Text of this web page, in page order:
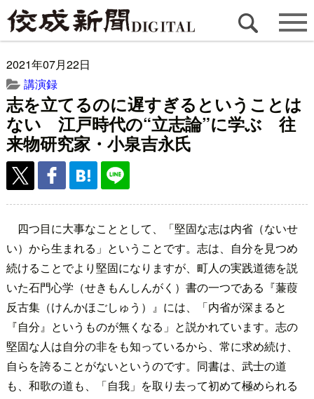
2021年07月22日
講演録
志を立てるのに遅すぎるということは
ない 江戸時代の“立志論”に学ぶ 往
来物研究家・小泉吉永氏
四つ目に大事なこととして、「堅固な志は内省（ないせ
い）から生まれる」ということです。志は、自分を見つめ
続けることでより堅固になりますが、町人の実践道徳を説
いた石門心学（せきもんしんがく）書の一つである『蒹葭
反古集（けんかほごしゅう）』には、「内省が深まると
『自分』というものが無くなる」と説かれています。志の
堅固な人は自分の非をも知っているから、常に求め続け、
自らを誇ることがないというのです。同書は、武士の道
も、和歌の道も、「自我」を取り去って初めて極められる